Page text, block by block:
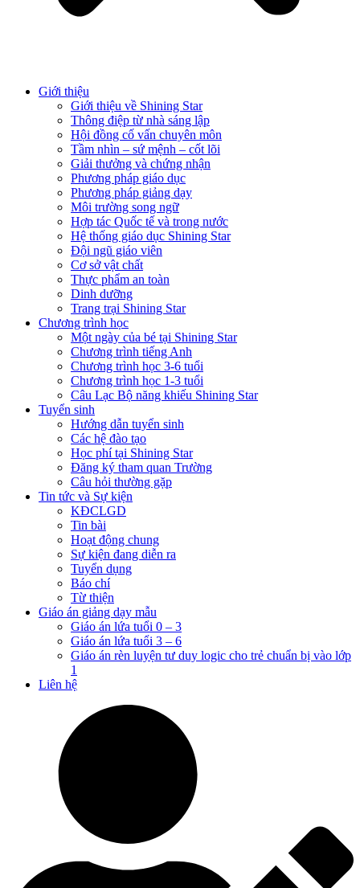
Giới thiệu
Giới thiệu về Shining Star
Thông điệp từ nhà sáng lập
Hội đồng cố vấn chuyên môn
Tầm nhìn – sứ mệnh – cốt lõi
Giải thưởng và chứng nhận
Phương pháp giáo dục
Phương pháp giảng dạy
Môi trường song ngữ
Hợp tác Quốc tế và trong nước
Hệ thống giáo dục Shining Star
Đội ngũ giáo viên
Cơ sở vật chất
Thực phẩm an toàn
Dinh dưỡng
Trang trại Shining Star
Chương trình học
Một ngày của bé tại Shining Star
Chương trình tiếng Anh
Chương trình học 3-6 tuổi
Chương trình học 1-3 tuổi
Câu Lạc Bộ năng khiếu Shining Star
Tuyển sinh
Hướng dẫn tuyển sinh
Các hệ đào tạo
Học phí tại Shining Star
Đăng ký tham quan Trường
Câu hỏi thường gặp
Tin tức và Sự kiện
KĐCLGD
Tin bài
Hoạt động chung
Sự kiện đang diễn ra
Tuyển dụng
Báo chí
Từ thiện
Giáo án giảng dạy mẫu
Giáo án lứa tuổi 0 – 3
Giáo án lứa tuổi 3 – 6
Giáo án rèn luyện tư duy logic cho trẻ chuẩn bị vào lớp
1
Liên hệ